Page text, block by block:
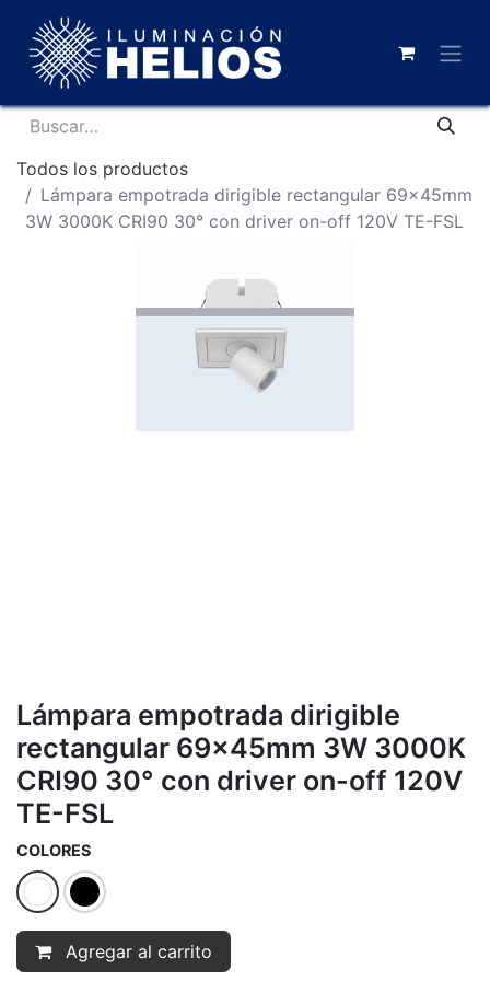
Todos los productos
Lámpara empotrada dirigible rectangular 69x45mm
3W 3000K CRI90 30° con driver on-off 120V TE-FSL
Lámpara empotrada dirigible
rectangular 69x45mm 3W 3000K
CRI90 30° con driver on-off 120V
TE-FSL
COLORES
Agregar al carrito